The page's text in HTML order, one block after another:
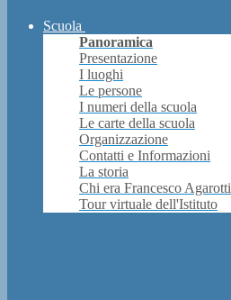
Scuola
Panoramica
Presentazione
I luoghi
Le persone
I numeri della scuola
Le carte della scuola
Organizzazione
Contatti e Informazioni
La storia
Chi era Francesco Agarotti
Tour virtuale dell'Istituto